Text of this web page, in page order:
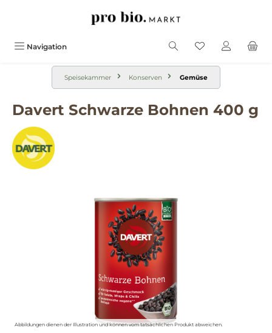
Navigation
Speisekammer Konserven Gemüse
Davert Schwarze Bohnen 400 g
Bildergalerie überspringen
Abbildungen dienen der Illustration und können vom tatsächlichen Produkt abweichen.